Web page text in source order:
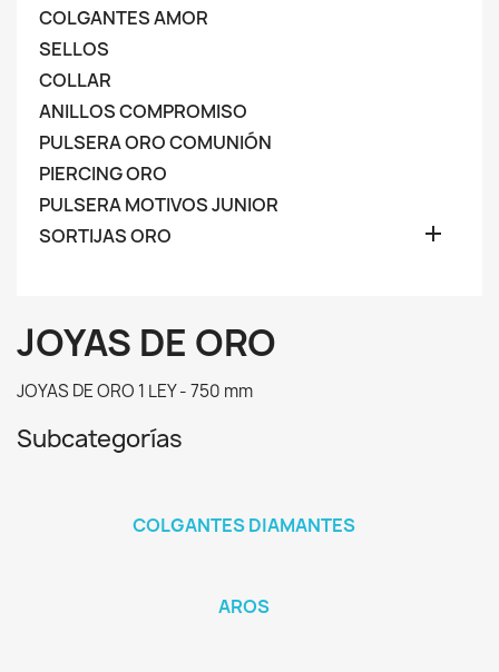
COLGANTES AMOR
SELLOS
COLLAR
ANILLOS COMPROMISO
PULSERA ORO COMUNIÓN
PIERCING ORO
PULSERA MOTIVOS JUNIOR
SORTIJAS ORO

JOYAS DE ORO
JOYAS DE ORO 1 LEY - 750 mm
Subcategorías
COLGANTES DIAMANTES
AROS